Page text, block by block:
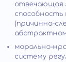
отвечающая
способность
(причинно-
морально-
систему